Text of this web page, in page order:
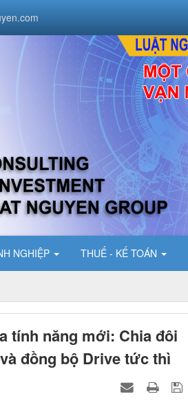
NGHIỆP THUẾ - KẾ TOÁN
tính năng mới: Chia đôi
đồng bộ Drive tức thì